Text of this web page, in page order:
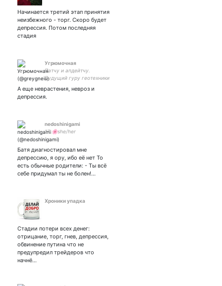
Начинается третий этап принятия
неизбежного - торг. Скоро будет
депрессия. Потом последняя
стадия
Угрюмочная
Патчу и апдейтчу.
Будущий гуру геотехники
А еще неврастения, невроз и
депрессия.
nedoshinigami
17 🌸she/her
Батя диагностировал мне
депрессию, я ору, ибо её нет То
есть обычные родители: - Ты всё
себе придумал ты не болен!…
Хроники упадка
Стадии потери всех денег:
отрицание, торг, гнев, депрессия,
обвинение путина что не
предупредил трейдеров что
начнё…